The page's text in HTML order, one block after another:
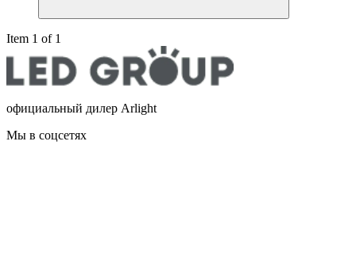
Item 1 of 1
официальный дилер Arlight
Мы в соцсетях